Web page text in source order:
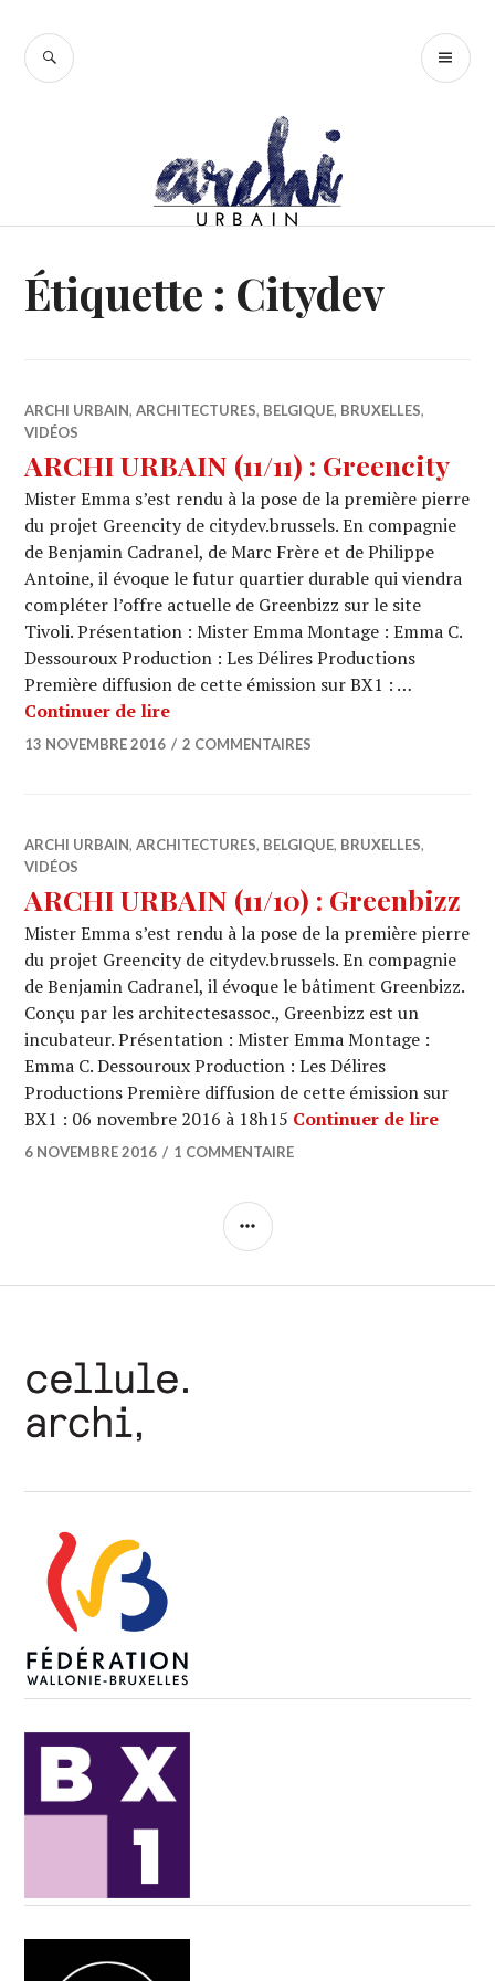
contenu
RECHERCHE
Étiquette : Citydev
ARCHI URBAIN,ARCHITECTURES, BELGIQUE, BRUXELLES,
VIDÉOS
ARCHI URBAIN (11/11) : Greencity
Mister Emma s’est rendu à la pose de la première pierre
du projet Greencity de citydev.brussels. En compagnie
de Benjamin Cadranel, de Marc Frère et de Philippe
Antoine, il évoque le futur quartier durable qui viendra
compléter l’offre actuelle de Greenbizz sur le site
Tivoli. Présentation : Mister Emma Montage : Emma C.
Dessouroux Production : Les Délires Productions
Première diffusion de cette émission sur BX1 : …
Continuer de lireARCHI URBAIN (11/11) : Greencity
13 NOVEMBRE 2016 2 COMMENTAIRES
ARCHI URBAIN,ARCHITECTURES, BELGIQUE, BRUXELLES,
VIDÉOS
ARCHI URBAIN (11/10) : Greenbizz
Mister Emma s’est rendu à la pose de la première pierre
du projet Greencity de citydev.brussels. En compagnie
de Benjamin Cadranel, il évoque le bâtiment Greenbizz.
Conçu par les architectesassoc., Greenbizz est un
incubateur. Présentation : Mister Emma Montage :
Emma C. Dessouroux Production : Les Délires
Productions Première diffusion de cette émission sur
BX1 : 06 novembre 2016 à 18h15 Continuer de lire
6 NOVEMBRE 2016 1 COMMENTAIRE
COLONNE